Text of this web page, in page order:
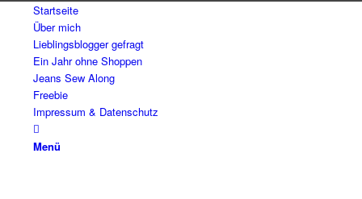
Startseite
Über mich
Lieblingsblogger gefragt
Ein Jahr ohne Shoppen
Jeans Sew Along
Freebie
Impressum & Datenschutz
Menü